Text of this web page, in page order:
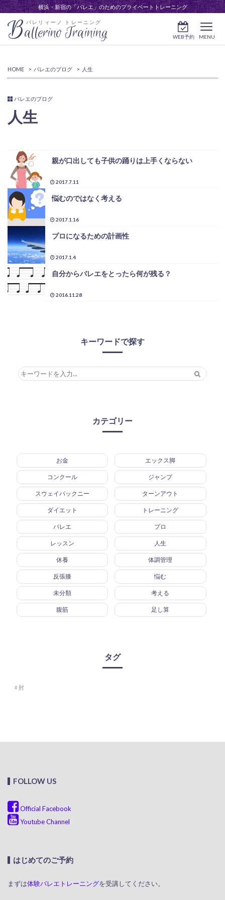
横浜・新宿の「バレエ」のためのプライベートトレーニング
バレリィーノ トレーニング
Ballerino Training MENU
WEB予約
HOME > バレエのブログ > 人生
バレエのブログ
人生
親が口出しても子供の踊りは上手くならない
2017.7.11
悩むのではなく考える
2017.1.16
プロになるための計画性
2017.1.4
自分からバレエをとったら何が残る？
2016.11.28
キーワードで探す
カテゴリー
お金 エックス脚
コンクール ジャンプ
スウェイバックニー ターンアウト
ダイエット トレーニング
バレエ プロ
レッスン 人生
休養 体調管理
反張膝 悩む
未分類 考える
腹筋 足し算
タグ
肘
FOLLOW US
Official Facebook
Youtube Channel
はじめてのご予約
まずは体験バレエトレーニングを受講してください。